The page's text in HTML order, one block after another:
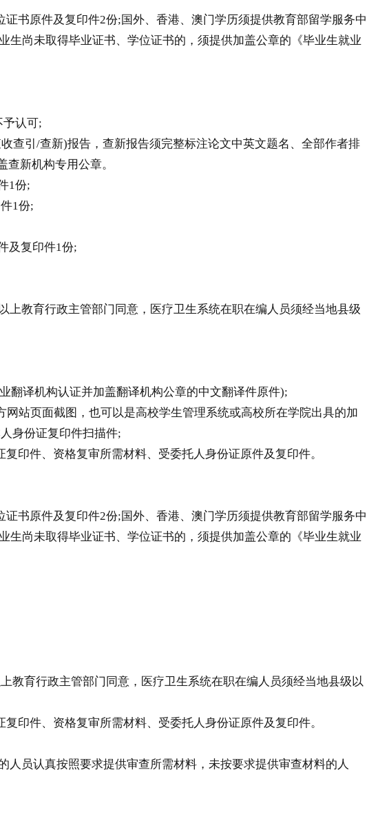
原件及复印件2份;国外、香港、澳门学历须提供教育部留学服务中
生尚未取得毕业证书、学位证书的，须提供加盖公章的《毕业生就业
认可;
引/查新)报告，查新报告须完整标注论文中英文题名、全部作者排
新机构专用公章。
1份;
1份;
及复印件1份;
教育行政主管部门同意，医疗卫生系统在职在编人员须经当地县级
译机构认证并加盖翻译机构公章的中文翻译件原件);
页面截图，也可以是高校学生管理系统或高校所在学院出具的加
身份证复印件扫描件;
件、资格复审所需材料、受委托人身份证原件及复印件。
原件及复印件2份;国外、香港、澳门学历须提供教育部留学服务中
生尚未取得毕业证书、学位证书的，须提供加盖公章的《毕业生就业
育行政主管部门同意，医疗卫生系统在职在编人员须经当地县级以
件、资格复审所需材料、受委托人身份证原件及复印件。
员认真按照要求提供审查所需材料，未按要求提供审查材料的人